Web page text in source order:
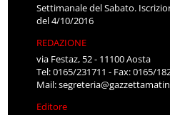
Settimanale del Sabato.
del 4/10/2016
REDAZIONE
via Festaz, 52 - 11100 Aosta
Tel: 0165/231711 - Fax: 0165/
Mail:
Editore